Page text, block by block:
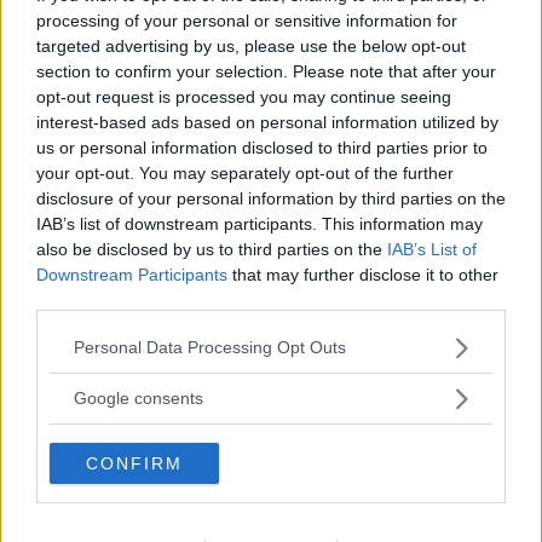
processing of your personal or sensitive information for
targeted advertising by us, please use the below opt-out
section to confirm your selection. Please note that after your
opt-out request is processed you may continue seeing
interest-based ads based on personal information utilized by
us or personal information disclosed to third parties prior to
your opt-out. You may separately opt-out of the further
disclosure of your personal information by third parties on the
IAB’s list of downstream participants. This information may
also be disclosed by us to third parties on the IAB’s List of
Downstream Participants that may further disclose it to other
Please note that this website/app uses one or more Google
not limited to your visit or usage behaviour. You may click to
use your data for below specified purposes in below Google
consent section.
Personal Data Processing Opt Outs
Google consents
CONFIRM
anni, hanno fatto sorridere ben più di un
genitore.
Continua a leggere dopo la pubblicità